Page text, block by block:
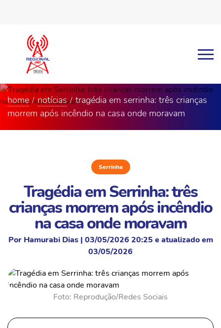
home notícias
tragédia em serrinha: três crianças
morrem após incêndio na casa onde moravam
Serrinha
Tragédia em Serrinha: três
crianças morrem após incêndio
na casa onde moravam
Por Hamurabi Dias | 03/05/2026 20:25 e atualizado em
03/05/2026
Foto: Reprodução/Redes Sociais